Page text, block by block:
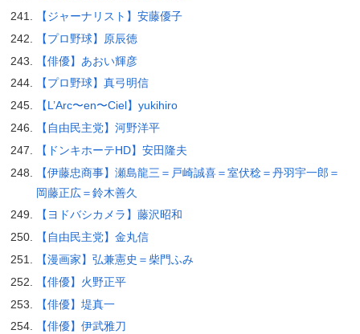
【ジャーナリスト】安藤優子
【プロ野球】原辰徳
【俳優】あおい輝彦
【プロ野球】真弓明信
【L’Arc〜en〜Ciel】yukihiro
【自由民主党】河野洋平
【ドンキホーテHD】安田隆夫
【伊藤忠商事】瀬島龍三＝戸崎誠喜＝室伏稔＝丹羽宇一郎＝
岡藤正広＝鈴木善久
【ヨドバシカメラ】藤沢昭和
【自由民主党】金丸信
【漫画家】弘兼憲史＝柴門ふみ
【俳優】火野正平
【俳優】堤真一
【俳優】伊武雅刀